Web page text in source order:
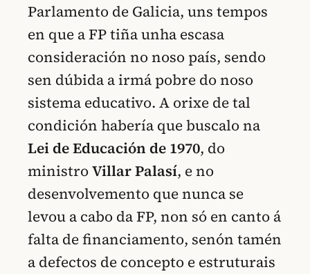
Parlamento de Galicia, uns tempos
en que a FP tiña unha escasa
consideración no noso país, sendo
sen dúbida a irmá pobre do noso
sistema educativo. A orixe de tal
condición habería que buscalo na
Lei de Educación de 1970, do
ministroVillar Palasí, e no
desenvolvemento que nunca se
levou a cabo da FP, non só en canto á
falta de financiamento, senón tamén
a defectos de concepto e estruturais